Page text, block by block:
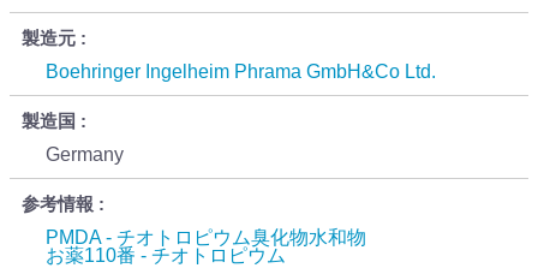
製造元
Boehringer Ingelheim Phrama GmbH&Co Ltd.
製造国
Germany
参考情報
PMDA - チオトロピウム臭化物水和物
お薬110番 - チオトロピウム